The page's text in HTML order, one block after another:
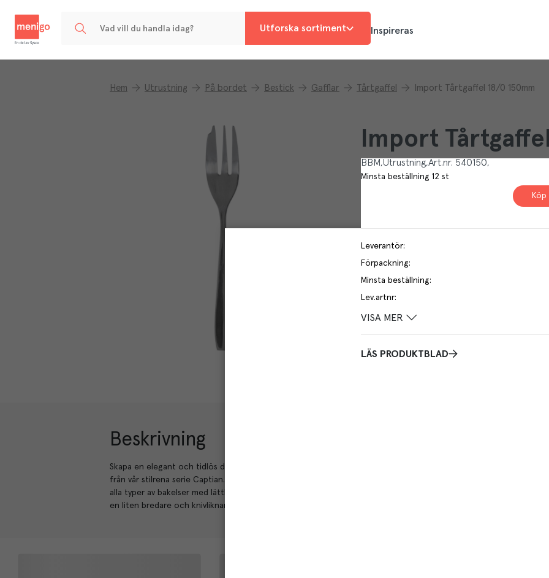
Utforska sortiment Inspireras
Hem Utrustning På bordet Bestick Gafflar Tårtgaffel Import Tårtgaffel 18/0 150mm
Import
BBM Utrustning Art.nr. 540150
Minsta beställning 12 st
Köp
Leverantör:
Förpackning:
Minsta beställning:
Lev.artnr:
VISA MER
LÄS PRODUKTBLAD
Beskrivning
Skapa en elegant och tidlös dukning för efterrätterna med vår högfunktionella bakelsegaffel i
från vår stilrena serie Captian. Speciellt framtagen för att dina gäster ska kunna ta sig igenom
alla typer av bakelser med lätthet. Gaffeln är utformad med tre tänder, där den till vänster har
en liten bredare och knivliknande form.